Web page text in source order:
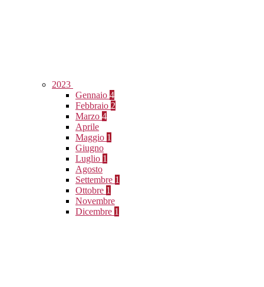
2023
Gennaio 4
Febbraio 2
Marzo 4
Aprile
Maggio 1
Giugno
Luglio 1
Agosto
Settembre 1
Ottobre 1
Novembre
Dicembre 1